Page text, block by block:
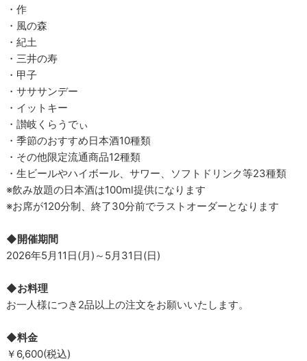
・作
・風の森
・紀土
・三井の寿
・甲子
・サササンデー
・イットキー
・讃岐くらうでぃ
・季節のおすすめ日本酒10種類
・その他限定流通商品12種類
・生ビールやハイボール、サワー、ソフトドリンク等23種類
※飲み放題の日本酒は100ml提供になります
※お席が120分制、終了30分前でラストオーダーとなります
◆開催期間
2026年5月11日(月)～5月31日(日)
◆お料理
お一人様につき2品以上の注文をお願いいたします。
◆料金
￥6,600(税込)